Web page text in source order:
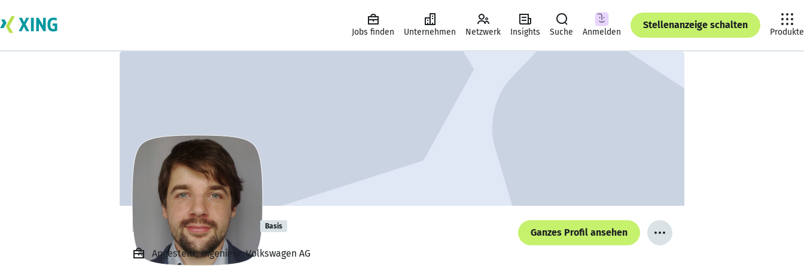
Jobs finden Unternehmen Netzwerk Insights Suche Anmelden
Stellenanzeige schalten
Produkte
Dr. Toni Wilhelm Basis
Ganzes Profil ansehen
Angestellt, Ingenieur, Volkswagen AG